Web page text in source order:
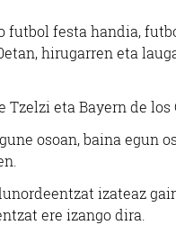
futbol festa handia,
hirugarren eta
eta Bayern de los
osoan, baina egun
izateaz
ere izango dira.